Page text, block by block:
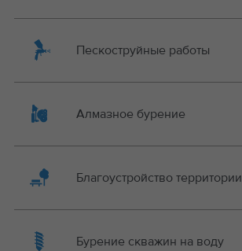
Пескоструйные работы
Алмазное бурение
Благоустройство территории
Бурение скважин на воду